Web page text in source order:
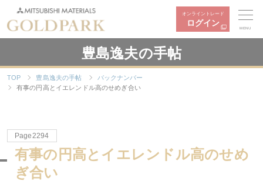
オンライントレード
ログイン
MENU
豊島逸夫の手帖
TOP 豊島逸夫の手帖
バックナンバー
有事の円高とイエレンドル高のせめぎ合い
Page2294
有事の円高とイエレンドル高のせめ
ぎ合い